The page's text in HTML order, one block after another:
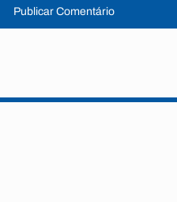
Publicar Comentário